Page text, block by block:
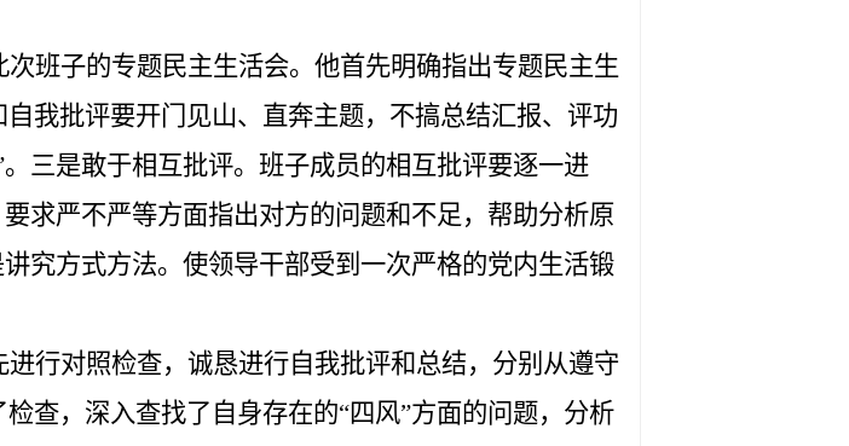
次班子的专题民主生活会。他首先明确指出专题民主生
自我批评要开门见山、直奔主题，不搞总结汇报、评功
。三是敢于相互批评。 班子成员的相互批评要逐一进
求严不严等方面指出对方的问题和不足，帮助分析原
讲究方式方法。 使领导干部受到一次严格的党内生活锻
进行对照检查，诚恳进行自我批评和总结，分别从遵守
查，深入查找了自身存在的“四风”方面的问题，分析